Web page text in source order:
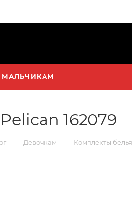
МАЛЬЧИКАМ
162079
— Девочкам — Комплекты белья